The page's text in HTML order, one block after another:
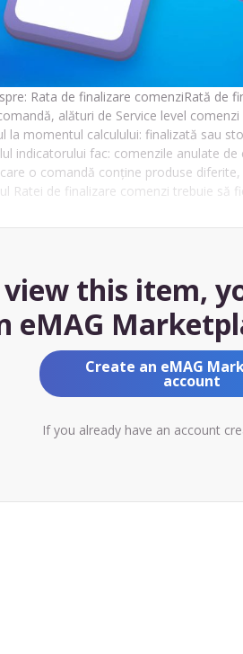
Rata de finalizare comenziRată de
alături de Service level
la momentul calculului: finalizată sau
indicatorului fac: comenzile anulate
care o comandă conține produse
Ratei de finalizare comenzi trebuie să
view this item,
eMAG
Create an eMAG
account
If you already have an account